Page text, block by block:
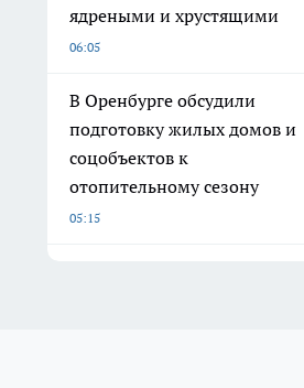
ядреными и хрустящими
06:05
В Оренбурге обсудили
подготовку жилых домов и
соцобъектов к
отопительному сезону
05:15